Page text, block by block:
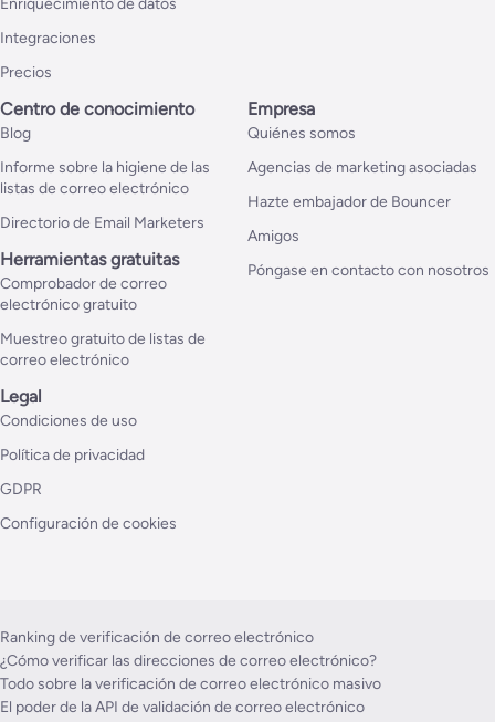
Enriquecimiento de datos
Integraciones
Precios
Centro de conocimiento
Blog
Informe sobre la higiene de las
listas de correo electrónico
Directorio de Email Marketers
Herramientas gratuitas
Comprobador de correo
electrónico gratuito
Muestreo gratuito de listas de
correo electrónico
Empresa
Quiénes somos
Agencias de marketing asociadas
Hazte embajador de Bouncer
Amigos
Póngase en contacto con nosotros
Legal
Condiciones de uso
Política de privacidad
GDPR
Configuración de cookies
Ranking de verificación de correo electrónico
¿Cómo verificar las direcciones de correo electrónico?
Todo sobre la verificación de correo electrónico masivo
El poder de la API de validación de correo electrónico